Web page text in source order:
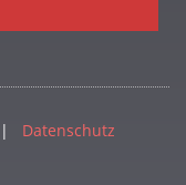
Datenschutz